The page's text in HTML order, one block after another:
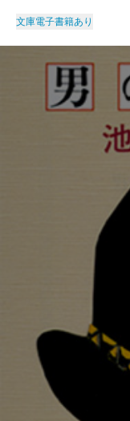
文庫電子書籍あり